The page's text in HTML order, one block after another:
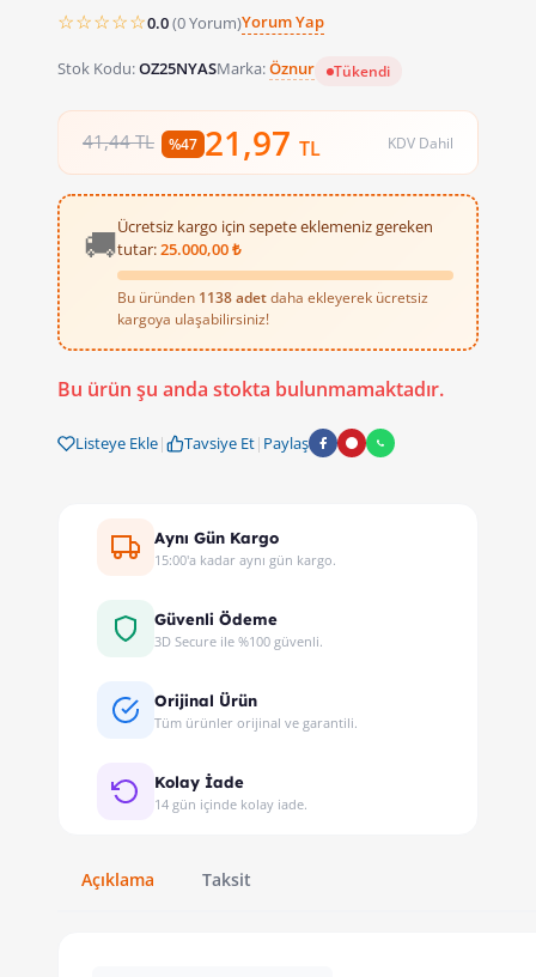
☆☆☆☆☆0.0(0 Yorum)Yorum Yap
Stok Kodu:OZ25NYASMarka:Öznur Tükendi
41,44 TL %47 21,97 TL KDV Dahil
🚚Ücretsiz kargo için sepete eklemeniz gereken
tutar:25.000,00 ₺
Bu üründen 1138 adetdaha ekleyerek ücretsiz
kargoya ulaşabilirsiniz!
ÖZNUR 2.5 NYA Siyah 100m
Ev, işyeri veya atölyelerinizde elektrik tesisatı kurmak mı
Bu ürün şu anda stokta bulunmamaktadır.
Listeye Ekle| Tavsiye Et| Paylaş
Aynı Gün Kargo
15:00'a kadar aynı gün kargo.
Güvenli Ödeme
3D Secure ile %100 güvenli.
Orijinal Ürün
Tüm ürünler orijinal ve garantili.
Kolay İade
14 gün içinde kolay iade.
Açıklama Taksit